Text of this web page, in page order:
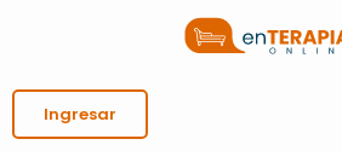
Ingresar